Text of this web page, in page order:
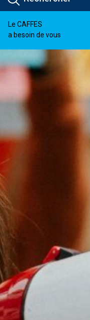
Le CAFFES
a besoin de vous